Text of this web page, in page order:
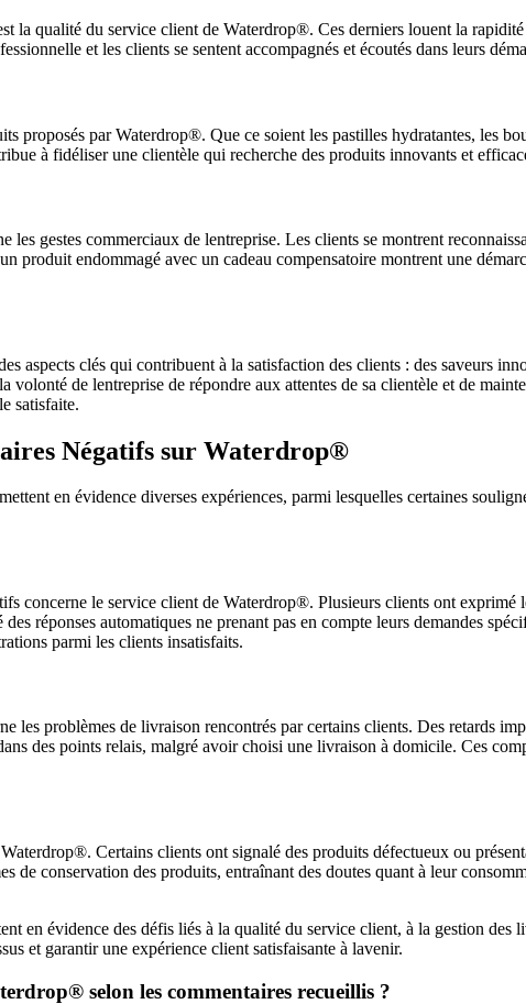
la qualité du service client de Waterdrop®. Ces derniers louent la
et les clients se sentent accompagnés et écoutés dans leurs
proposés par Waterdrop®. Que ce soient les pastilles hydratantes, les
à fidéliser une clientèle qui recherche des produits innovants et
les gestes commerciaux de lentreprise. Les clients se montrent
produit endommagé avec un cadeau compensatoire montrent une
aspects clés qui contribuent à la satisfaction des clients : des saveurs
volonté de lentreprise de répondre aux attentes de sa clientèle et de
satisfaite.
Négatifs sur Waterdrop®
en évidence diverses expériences, parmi lesquelles certaines
concerne le service client de Waterdrop®. Plusieurs clients ont
réponses automatiques ne prenant pas en compte leurs demandes
parmi les clients insatisfaits.
les problèmes de livraison rencontrés par certains clients. Des retards
des points relais, malgré avoir choisi une livraison à domicile. Ces
Certains clients ont signalé des produits défectueux ou
de conservation des produits, entraînant des doutes quant à leur
en évidence des défis liés à la qualité du service client, à la gestion
et garantir une expérience client satisfaisante à lavenir.
selon les commentaires recueillis ?